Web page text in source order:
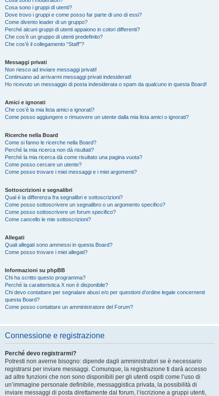
Cosa sono i gruppi di utenti?
Dove trovo i gruppi e come posso far parte di uno di essi?
Come divento leader di un gruppo?
Perché alcuni gruppi di utenti appaiono in colori differenti?
Che cos’è un gruppo di utenti predefinito?
Che cos’è il collegamento “Staff”?
Messaggi privati
Non riesco ad inviare messaggi privati!
Continuano ad arrivarmi messaggi privati indesiderati!
Ho ricevuto un messaggio di posta indesiderata o spam da qualcuno in questa Board!
Amici e ignorati
Che cos’è la mia lista amici e ignorati?
Come posso aggiungere o rimuovere un utente dalla mia lista amici o ignorati?
Ricerche nella Board
Come si fanno le ricerche nella Board?
Perché la mia ricerca non dà risultati?
Perché la mia ricerca dà come risultato una pagina vuota?
Come posso cercare un utente?
Come posso trovare i miei messaggi e i miei argomenti?
Sottoscrizioni e segnalibri
Qual è la differenza fra segnalibri e sottoscrizioni?
Come posso sottoscrivere un segnalibro o un argomento specifico?
Come posso sottoscrivere un forum specifico?
Come cancello le mie sottoscrizioni?
Allegati
Quali allegati sono ammessi in questa Board?
Come posso trovare i miei allegati?
Informazioni su phpBB
Chi ha scritto questo programma?
Perché la caratteristica X non è disponibile?
Chi devo contattare per segnalare abusi e/o per questioni d’ordine legale concernenti
questa Board?
Come posso contattare un amministratore del Forum?
Connessione e registrazione
Perché devo registrarmi?
Potresti non averne bisogno: dipende dagli amministratori se è necessario
registrarsi per inviare messaggi. Comunque, la registrazione ti darà accesso
ad altre funzioni che non sono disponibili per gli utenti ospiti come l’uso di
un’immagine personale definibile, messaggistica privata, la possibilità di
inviare messaggi di posta direttamente dal forum, l’iscrizione a gruppi utenti,